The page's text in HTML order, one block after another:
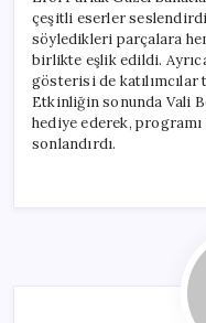
çeşitli eserler
söyledikleri parçalara
birlikte eşlik edildi.
gösterisi de
Etkinliğin sonunda Vali
hediye ederek,
sonlandırdı.